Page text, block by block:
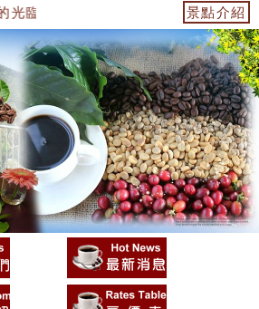
，將提供您最優質的環境，及最用
景點介紹